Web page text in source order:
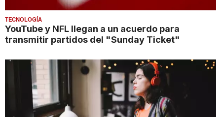
TECNOLOGÍA
YouTube y NFL llegan a un acuerdo para
transmitir partidos del "Sunday Ticket"